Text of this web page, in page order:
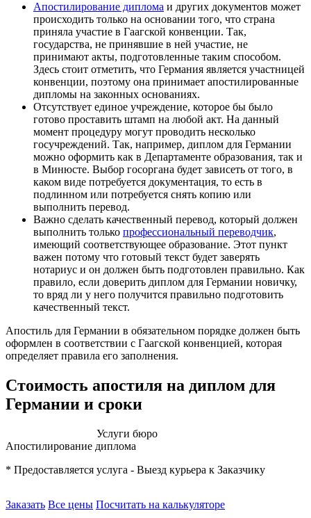
Апостилирование диплома и других документов может
происходить только на основании того, что страна
приняла участие в Гаагской конвенции. Так,
государства, не принявшие в ней участие, не
принимают акты, подготовленные таким способом.
Здесь стоит отметить, что Германия является участницей
конвенции, поэтому она принимает апостилированные
дипломы на законных основаниях.
Отсутствует единое учреждение, которое бы было
готово проставить штамп на любой акт. На данный
момент процедуру могут проводить несколько
госучреждений. Так, например, диплом для Германии
можно оформить как в Департаменте образования, так и
в Минюсте. Выбор госоргана будет зависеть от того, в
каком виде потребуется документация, то есть в
подлинном или потребуется снять копию или
выполнить перевод.
Важно сделать качественный перевод, который должен
выполнить только профессиональный переводчик,
имеющий соответствующее образование. Этот пункт
важен потому что готовый текст будет заверять
нотариус и он должен быть подготовлен правильно. Как
правило, если доверить диплом для Германии новичку,
то вряд ли у него получится правильно подготовить
качественный текст.
Апостиль для Германии в обязательном порядке должен быть
оформлен в соответствии с Гаагской конвенцией, которая
определяет правила его заполнения.
Стоимость апостиля на диплом для
Германии и сроки
Услуги бюро
Апостилирование диплома
* Предоставляется услуга - Выезд курьера к Заказчику
Заказать Все цены Посчитать на калькуляторе